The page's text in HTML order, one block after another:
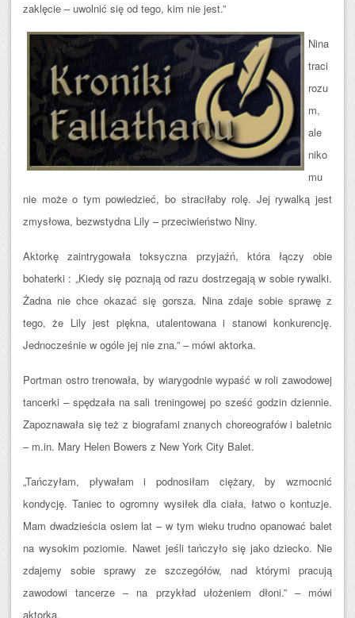
zaklęcie – uwolnić się od tego, kim nie jest.”
Nina
traci
rozu
m,
ale
niko
mu
nie może o tym powiedzieć, bo straciłaby rolę. Jej rywalką jest
zmysłowa, bezwstydna Lily – przeciwieństwo Niny.
Aktorkę zaintrygowała toksyczna przyjaźń, która łączy obie
bohaterki : „Kiedy się poznają od razu dostrzegają w sobie rywalki.
Żadna nie chce okazać się gorsza. Nina zdaje sobie sprawę z
tego, że Lily jest piękna, utalentowana i stanowi konkurencję.
Jednocześnie w ogóle jej nie zna.” – mówi aktorka.
Portman ostro trenowała, by wiarygodnie wypaść w roli zawodowej
tancerki – spędzała na sali treningowej po sześć godzin dziennie.
Zapoznawała się też z biografami znanych choreografów i baletnic
– m.in. Mary Helen Bowers z New York City Balet.
„Tańczyłam, pływałam i podnosiłam ciężary, by wzmocnić
kondycję. Taniec to ogromny wysiłek dla ciała, łatwo o kontuzje.
Mam dwadzieścia osiem lat – w tym wieku trudno opanować balet
na wysokim poziomie. Nawet jeśli tańczyło się jako dziecko. Nie
zdajemy sobie sprawy ze szczegółów, nad którymi pracują
zawodowi tancerze – na przykład ułożeniem dłoni.” – mówi
aktorka.